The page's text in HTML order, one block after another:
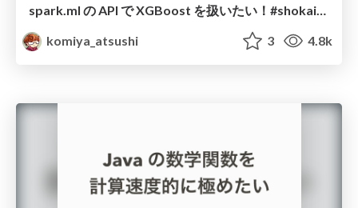
komiya_atsushi
3 4.8k